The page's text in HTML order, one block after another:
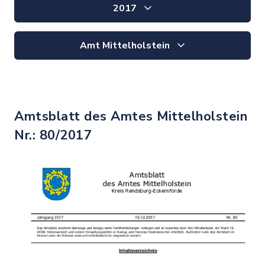
2017
Amt Mittelholstein
Amtsblatt des Amtes Mittelholstein
Nr.: 80/2017